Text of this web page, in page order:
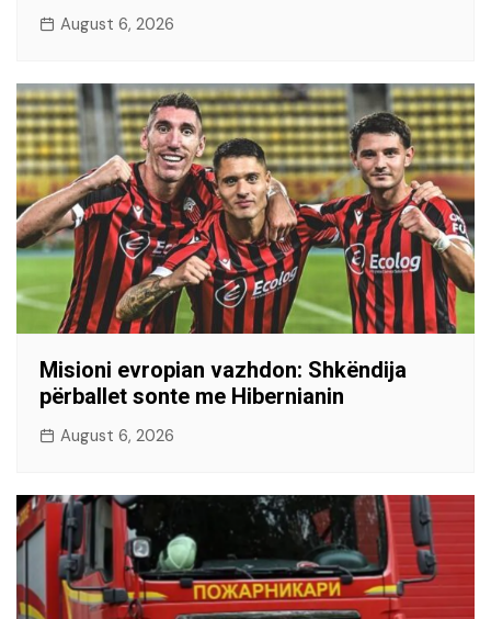
August 6, 2026
Misioni evropian vazhdon: Shkëndija
përballet sonte me Hibernianin
August 6, 2026